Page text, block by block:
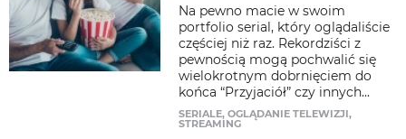
Na pewno macie w swoim
portfolio serial, który oglądaliście
częściej niż raz. Rekordziści z
pewnością mogą pochwalić się
wielokrotnym dobrnięciem do
końca “Przyjaciół” czy innych...
SERIALE, OGLĄDANIE TELEWIZJI,
STREAMING